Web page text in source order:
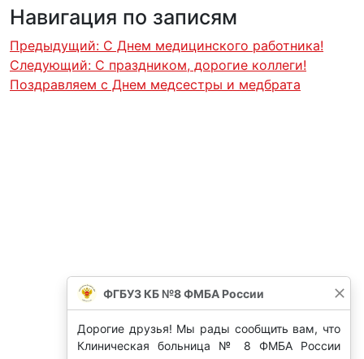
Навигация по записям
Предыдущий: С Днем медицинского работника!
Следующий: С праздником, дорогие коллеги!
Поздравляем с Днем медсестры и медбрата